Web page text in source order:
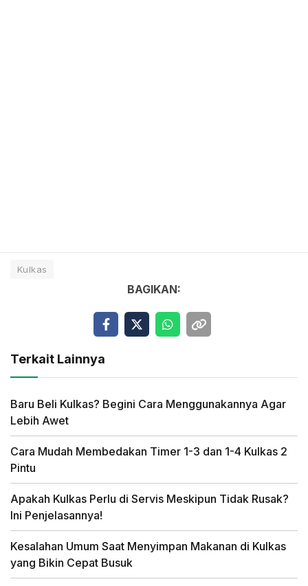
Kulkas
BAGIKAN:
Terkait Lainnya
Baru Beli Kulkas? Begini Cara Menggunakannya Agar
Lebih Awet
Cara Mudah Membedakan Timer 1-3 dan 1-4 Kulkas 2
Pintu
Apakah Kulkas Perlu di Servis Meskipun Tidak Rusak?
Ini Penjelasannya!
Kesalahan Umum Saat Menyimpan Makanan di Kulkas
yang Bikin Cepat Busuk